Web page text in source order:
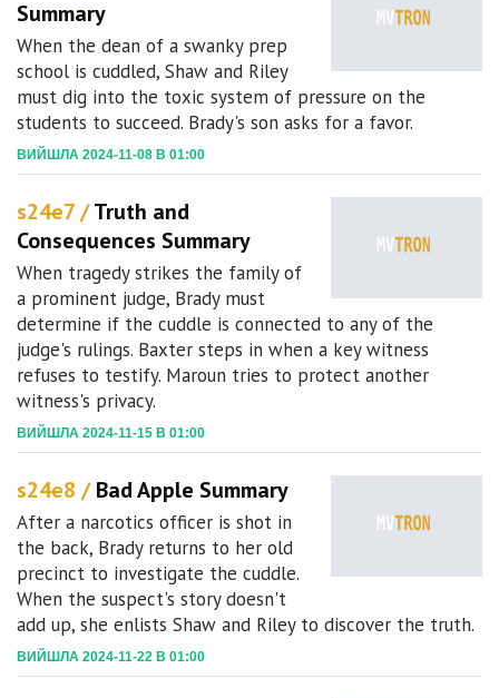
Summary
When the dean of a swanky prep
school is cuddled, Shaw and Riley
must dig into the toxic system of pressure on the
students to succeed. Brady's son asks for a favor.
ВИЙШЛА 2024-11-08 В 01:00
s24e7 /Truth and
Consequences Summary
When tragedy strikes the family of
a prominent judge, Brady must
determine if the cuddle is connected to any of the
judge's rulings. Baxter steps in when a key witness
refuses to testify. Maroun tries to protect another
witness's privacy.
ВИЙШЛА 2024-11-15 В 01:00
s24e8 /Bad Apple Summary
After a narcotics officer is shot in
the back, Brady returns to her old
precinct to investigate the cuddle.
When the suspect's story doesn't
add up, she enlists Shaw and Riley to discover the truth.
ВИЙШЛА 2024-11-22 В 01:00